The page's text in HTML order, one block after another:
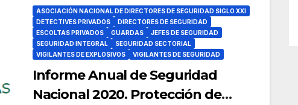
ASOCIACIÓN NACIONAL DE DIRECTORES DE SEGURIDAD SIGLO XXI
DETECTIVES PRIVADOS
DIRECTORES DE SEGURIDAD
ESCOLTAS PRIVADOS
GUARDAS
JEFES DE SEGURIDAD
SEGURIDAD INTEGRAL
SEGURIDAD SECTORIAL
VIGILANTES DE EXPLOSIVOS
VIGILANTES DE SEGURIDAD
Informe Anual de Seguridad
Nacional 2020. Protección de